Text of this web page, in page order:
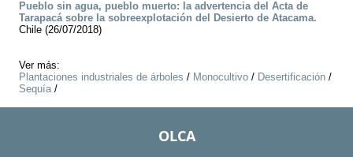
Pueblo sin agua, pueblo muerto: la advertencia del Acta de
Tarapacá sobre la sobreexplotación del Desierto de Atacama.
Chile (26/07/2018)
Ver más:
Plantaciones industriales de árboles / Monocultivo / Desertificación /
Sequía/
OLCA